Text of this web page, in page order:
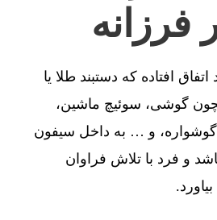
فرزانه
افتاده که دستبند طلا یا
گوشی، سوئیچ ماشین،
گوشواره، و … به داخل سیفون
و فرد با تلاش فراوان